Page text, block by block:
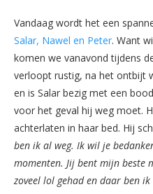
Vandaag wordt het een
Salar, Nawel en Peter. Want
komen we vanavond tijdens
verloopt rustig, na het ontbijt
en is Salar bezig met een
voor het geval hij weg moet.
achterlaten in haar bed. Hij
ben ik al weg. Ik wil je
momenten. Jij bent mijn beste
zoveel lol gehad en daar ben